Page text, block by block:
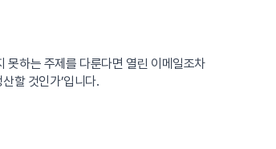
못하는 주제를 다룬다면 열린 이메일조차
할 것인가’입니다.